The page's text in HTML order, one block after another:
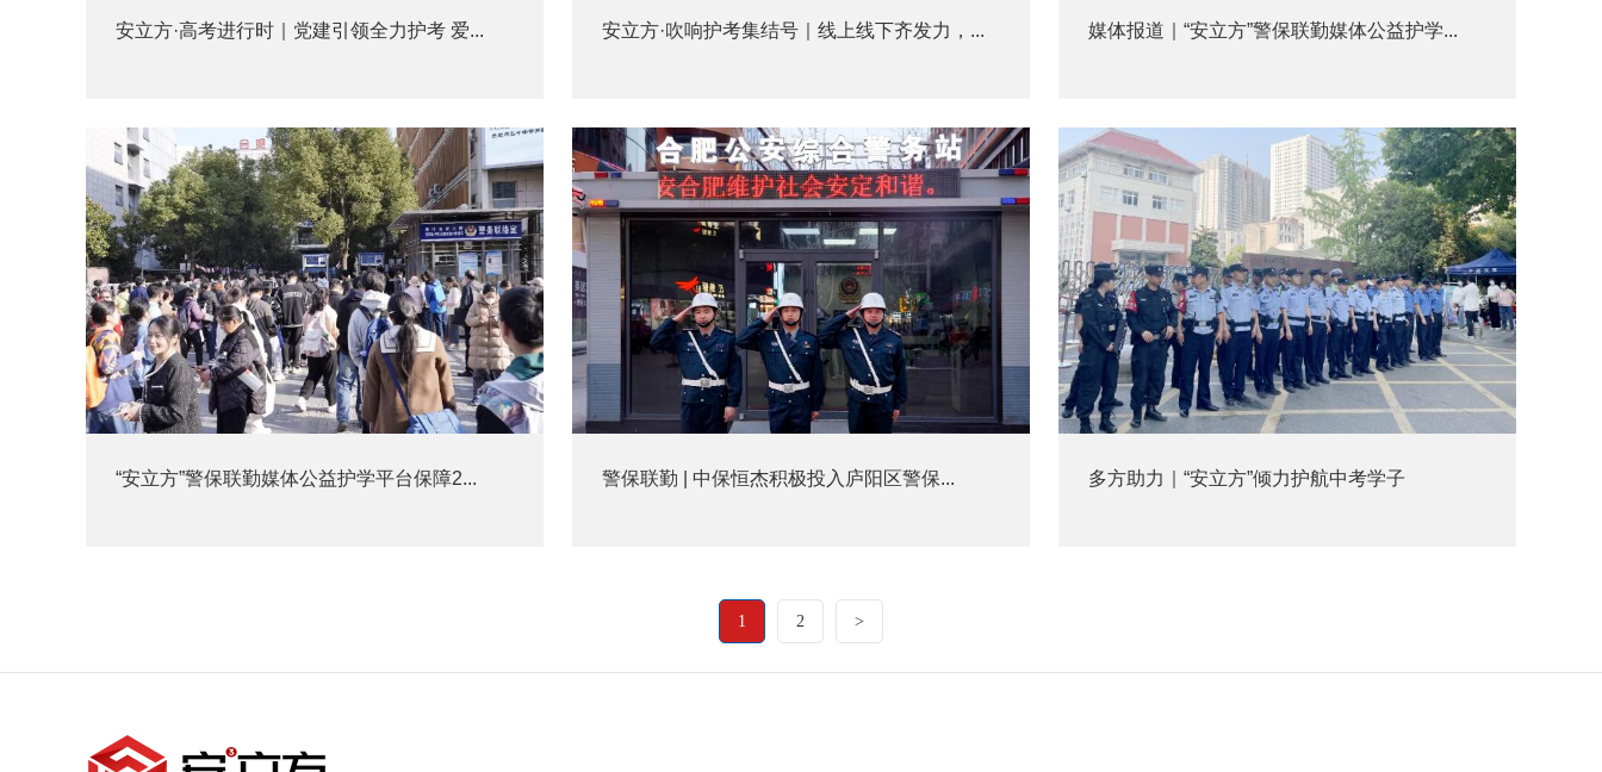
安立方·高考进行时｜党建引领全力护考 爱... 安立方·吹响护考集结号｜线上线下齐发力，... 媒体报道｜“安立方”警保联勤媒体公益护学...
“安立方”警保联勤媒体公益护学平台保障2... 警保联勤 | 中保恒杰积极投入庐阳区警保... 多方助力｜“安立方”倾力护航中考学子
1 2 >